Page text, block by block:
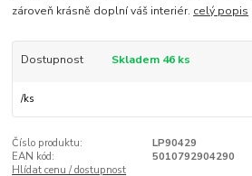
zároveň krásně doplní váš interiér. celý popis
Dostupnost Skladem 46 ks
/ks
Číslo produktu:
LP90429
EAN kód:
5010792904290
Hlídat cenu / dostupnost